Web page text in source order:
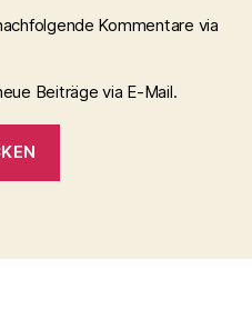
Kommentare via
Beiträge via E-Mail.